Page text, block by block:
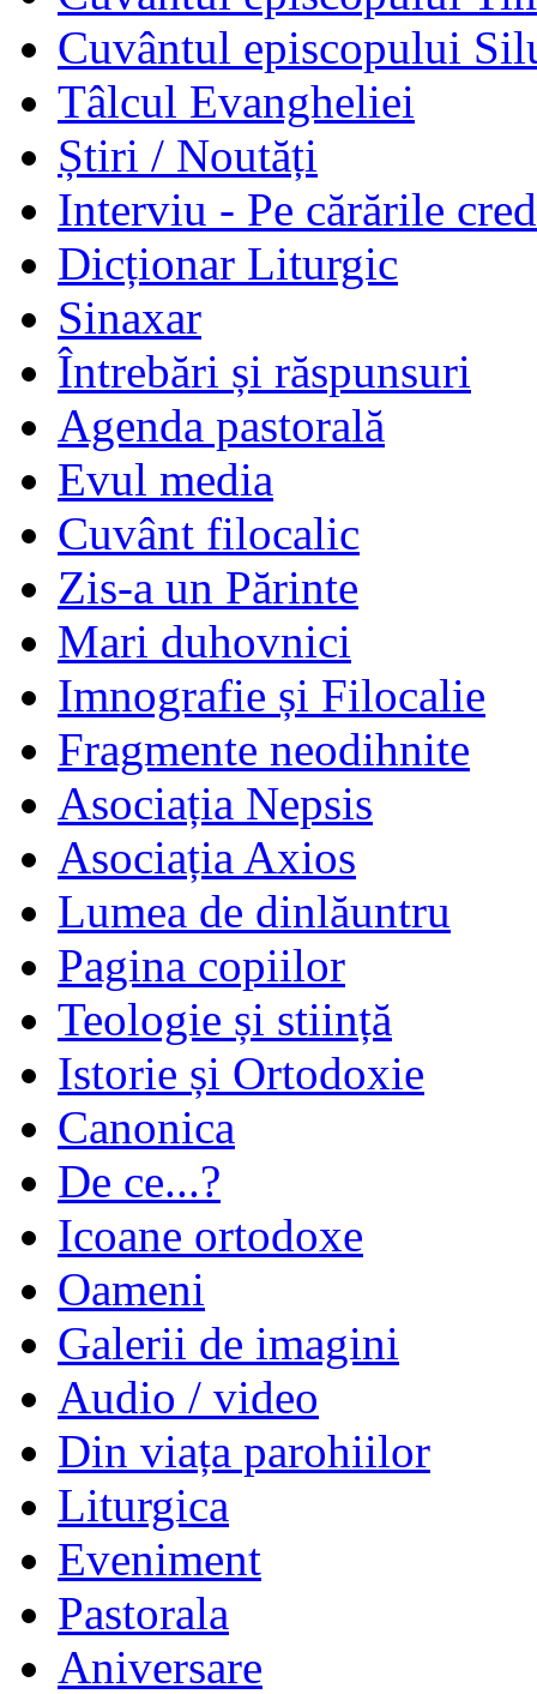
Cuvântul episcopului
Tâlcul Evangheliei
Știri / Noutăți
Interviu - Pe cărările
Dicționar Liturgic
Sinaxar
Întrebări și răspunsuri
Agenda pastorală
Evul media
Cuvânt filocalic
Zis-a un Părinte
Mari duhovnici
Imnografie și Filocalie
Fragmente neodihnite
Asociația Nepsis
Asociația Axios
Lumea de dinlăuntru
Pagina copiilor
Teologie și stiință
Istorie și Ortodoxie
Canonica
De ce...?
Icoane ortodoxe
Oameni
Galerii de imagini
Audio / video
Din viața parohiilor
Liturgica
Eveniment
Pastorala
Aniversare